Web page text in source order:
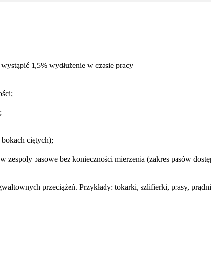
1,5% wydłużenie w czasie pracy
ciętych);
pasowe bez konieczności mierzenia (zakres pasów
przeciążeń. Przykłady: tokarki, szlifierki, prasy,